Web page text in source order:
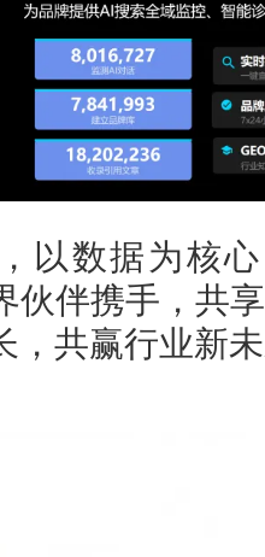
以数据为核
伙伴携手，共
，共赢行业新